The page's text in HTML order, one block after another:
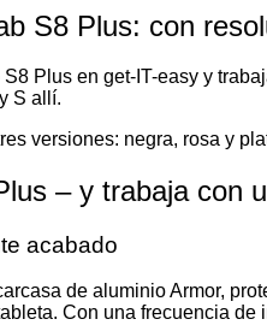
S8 Plus: con
Plus en get-IT-easy y
S allí.
versiones: negra, rosa y
– y trabaja con
acabado
de aluminioArmor,
Con una frecuencia